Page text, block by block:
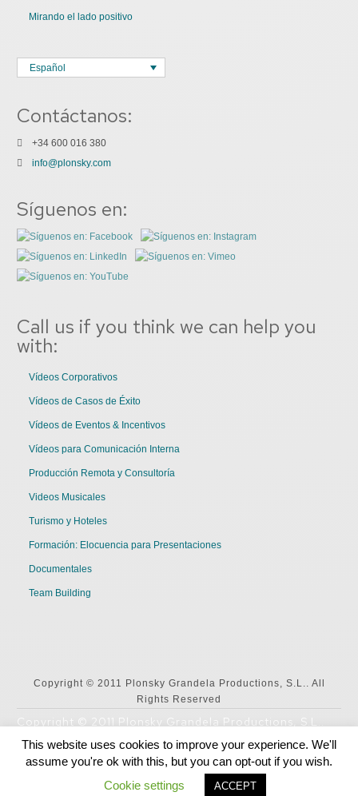
Mirando el lado positivo
Español
Contáctanos:
+34 600 016 380
info@plonsky.com
Síguenos en:
Call us if you think we can help you
with:
Vídeos Corporativos
Vídeos de Casos de Éxito
Vídeos de Eventos & Incentivos
Vídeos para Comunicación Interna
Producción Remota y Consultoría
Videos Musicales
Turismo y Hoteles
Formación: Elocuencia para Presentaciones
Documentales
Team Building
Copyright © 2011 Plonsky Grandela Productions, S.L.. All
Rights Reserved
Copyright © 2011 Plonsky Grandela Productions, S.L..
All Rights Reserved
This website uses cookies to improve your experience. We'll
assume you're ok with this, but you can opt-out if you wish.
Cookie settings
ACCEPT
Español